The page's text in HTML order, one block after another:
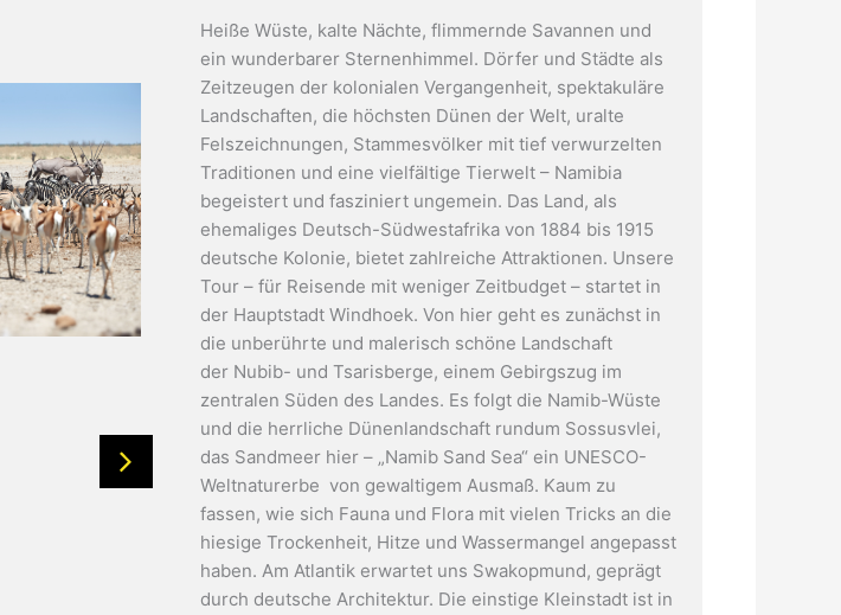
Heiße Wüste, kalte Nächte, flimmernde Savannen und
ein wunderbarer Sternenhimmel. Dörfer und Städte als
Zeitzeugen der kolonialen Vergangenheit, spektakuläre
Landschaften, die höchsten Dünen der Welt, uralte
Felszeichnungen, Stammesvölker mit tief verwurzelten
Traditionen und eine vielfältige Tierwelt – Namibia
begeistert und fasziniert ungemein. Das Land, als
ehemaliges Deutsch-Südwestafrika von 1884 bis 1915
deutsche Kolonie, bietet zahlreiche Attraktionen. Unsere
Tour – für Reisende mit weniger Zeitbudget – startet in
der Hauptstadt Windhoek. Von hier geht es zunächst in
die unberührte und malerisch schöne Landschaft
der Nubib- und Tsarisberge, einem Gebirgszug im
zentralen Süden des Landes. Es folgt die Namib-Wüste
und die herrliche Dünenlandschaft rundum Sossusvlei,
das Sandmeer hier – „Namib Sand Sea“ ein UNESCO-
Weltnaturerbe von gewaltigem Ausmaß. Kaum zu
fassen, wie sich Fauna und Flora mit vielen Tricks an die
hiesige Trockenheit, Hitze und Wassermangel angepasst
haben. Am Atlantik erwartet uns Swakopmund, geprägt
durch deutsche Architektur. Die einstige Kleinstadt ist in